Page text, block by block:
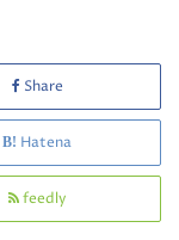
Share
Hatena
feedly